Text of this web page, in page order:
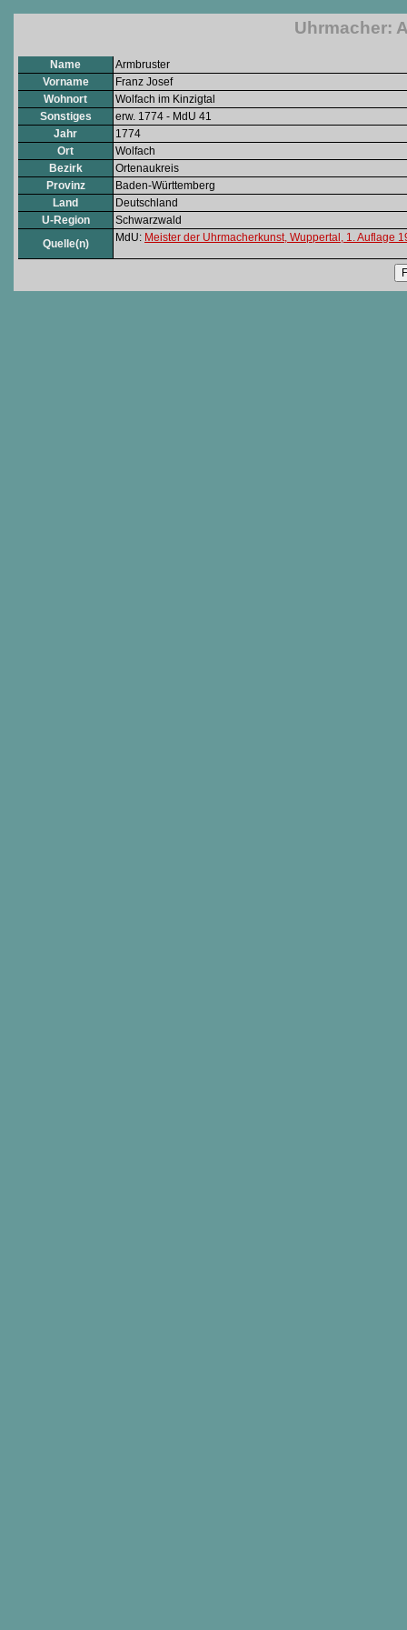
Uhrmacher:
Name
Armbruster
Vorname
Franz Josef
Wohnort
Wolfach im Kinzigtal
Sonstiges
erw. 1774 - MdU 41
Jahr
1774
Ort
Wolfach
Bezirk
Ortenaukreis
Provinz
Baden-Württemberg
Land
Deutschland
U-Region
Schwarzwald
Quelle(n)
MdU: Meister der Uhrmacherkunst, Wuppertal, 1. Auflage